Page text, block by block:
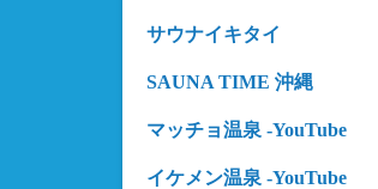
サウナイキタイ
SAUNA TIME 沖縄
マッチョ温泉 -YouTube
イケメン温泉 -YouTube